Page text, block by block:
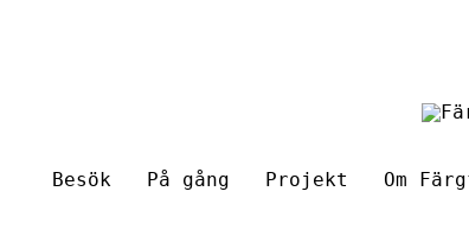
Besök På gång Projekt Om